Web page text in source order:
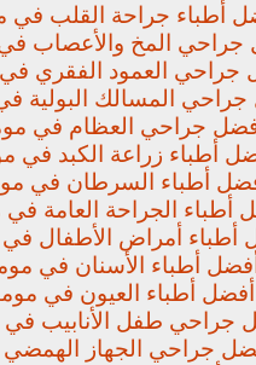
أطباء جراحة القلب في
جراحي المخ والأعصاب في
جراحي العمود الفقري في
المسالك البولية
جراحي العظام في
أطباء زراعة الكبد في
أطباء السرطان في
أطباء الجراحة العامة في
أطباء أمراض الأطفال في
أطباء الأسنان في
أفضل أطباء العيون في
جراحي طفل الأنابيب في
جراحي الجهاز